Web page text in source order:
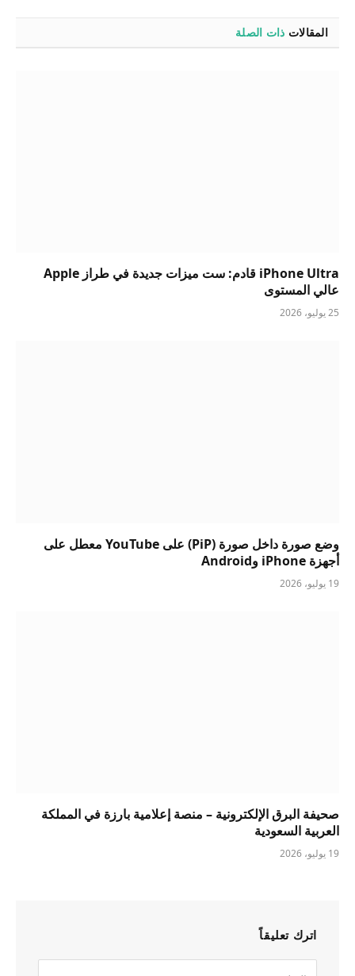
المقالات ذات الصلة
iPhone Ultra قادم: ست ميزات جديدة في طراز Apple
عالي المستوى
25 يوليو، 2026
وضع صورة داخل صورة (PiP) على YouTube معطل على
أجهزة iPhone وAndroid
19 يوليو، 2026
صحيفة البرق الإلكترونية – منصة إعلامية بارزة في المملكة
العربية السعودية
19 يوليو، 2026
اترك تعليقاً